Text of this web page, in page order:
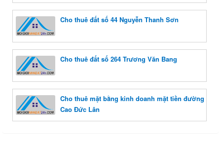
Cho thuê đất số 44 Nguyễn Thanh Sơn
Cho thuê đất số 264 Trương Văn Bang
Cho thuê mặt bằng kinh doanh mặt tiền đường
Cao Đức Lân